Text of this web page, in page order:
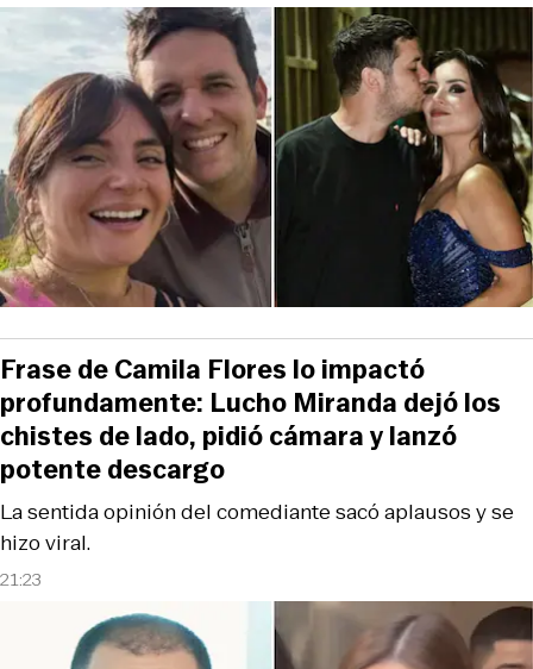
21:23
La sentida opinión del comediante sacó aplausos y se
hizo viral.
Frase de Camila Flores lo impactó
profundamente: Lucho Miranda dejó los
chistes de lado, pidió cámara y lanzó
potente descargo